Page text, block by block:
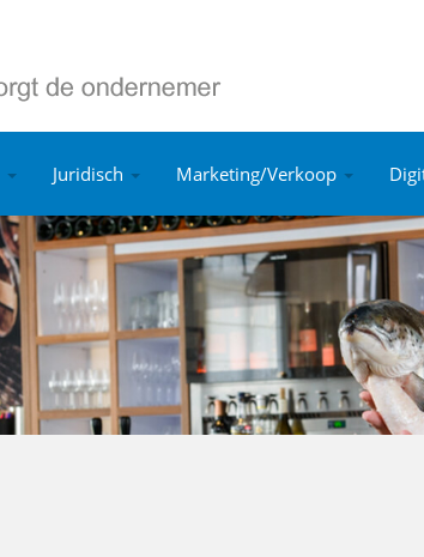
Juridisch Marketing/Verkoop